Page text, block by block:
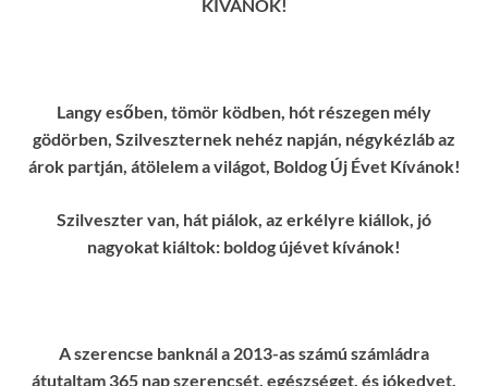
KÍVÁNOK!
Langy esőben, tömör ködben, hót részegen mély
gödörben, Szilveszternek nehéz napján, négykézláb az
árok partján, átölelem a világot, Boldog Új Évet Kívánok!
Szilveszter van, hát piálok, az erkélyre kiállok, jó
nagyokat kiáltok: boldog újévet kívánok!
A szerencse banknál a 2013-as számú számládra
átutaltam 365 nap szerencsét, egészséget, és jókedvet.